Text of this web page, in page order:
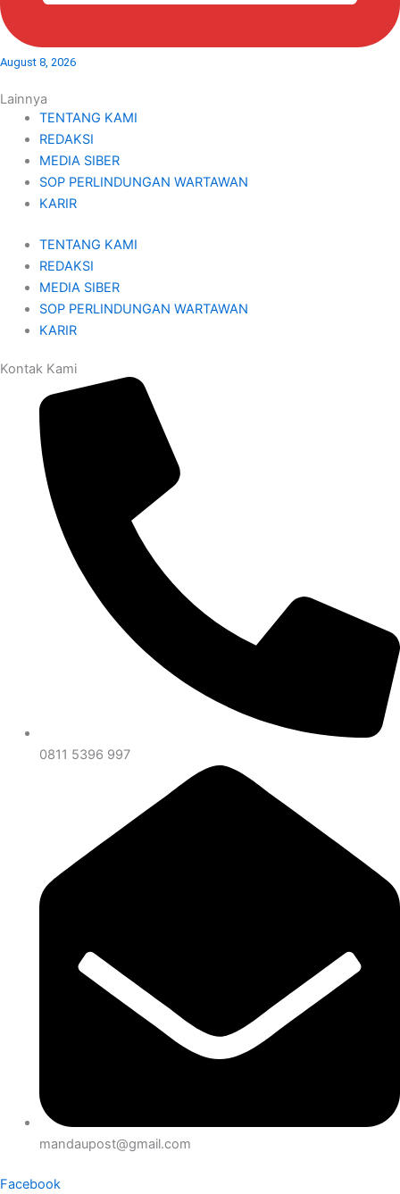
August 8, 2026
Lainnya
TENTANG KAMI
REDAKSI
MEDIA SIBER
SOP PERLINDUNGAN WARTAWAN
KARIR
TENTANG KAMI
REDAKSI
MEDIA SIBER
SOP PERLINDUNGAN WARTAWAN
KARIR
Kontak Kami
0811 5396 997
mandaupost@gmail.com
Facebook